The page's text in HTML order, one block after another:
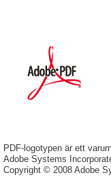
PDF-logotypen är ett
Adobe Systems
Copyright © 2008 Adobe